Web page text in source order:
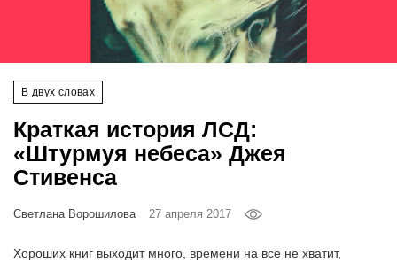
В двух словах
Краткая история ЛСД:
«Штурмуя небеса» Джея
Стивенса
Светлана Ворошилова 27 апреля 2017
Хороших книг выходит много, времени на все не хватит,